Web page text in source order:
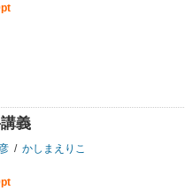
義
/ かしまえりこ